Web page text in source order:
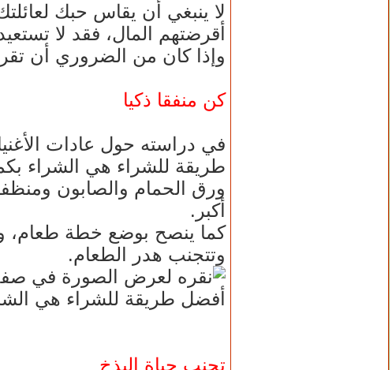
لا ينبغي أن يقاس حبك
أقرضتهم المال، فقد لا
وإذا كان من الضروري أن
كن منفقا ذكيا
في دراسته حول عادات
طريقة للشراء هي الشراء
ورق الحمام والصابون
أكبر.
كما ينصح بوضع خطة طعام،
وتتجنب هدر الطعام.
أفضل طريقة للشراء هي
تجنب حياة البذخ